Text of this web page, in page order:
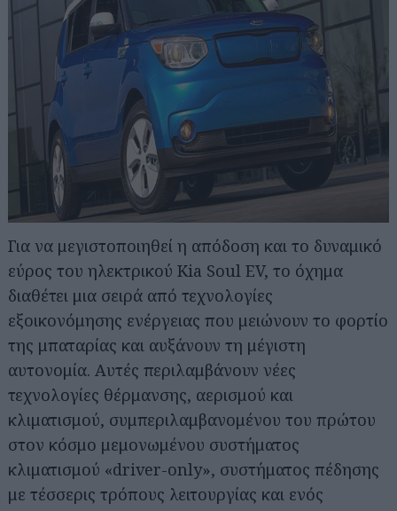
Για να μεγιστοποιηθεί η απόδοση και το δυναμικό
εύρος του ηλεκτρικού Kia Soul EV, το όχημα
διαθέτει μια σειρά από τεχνολογίες
εξοικονόμησης ενέργειας που μειώνουν το φορτίο
της μπαταρίας και αυξάνουν τη μέγιστη
αυτονομία. Αυτές περιλαμβάνουν νέες
τεχνολογίες θέρμανσης, αερισμού και
κλιματισμού, συμπεριλαμβανομένου του πρώτου
στον κόσμο μεμονωμένου συστήματος
κλιματισμού «driver-only», συστήματος πέδησης
με τέσσερις τρόπους λειτουργίας και ενός